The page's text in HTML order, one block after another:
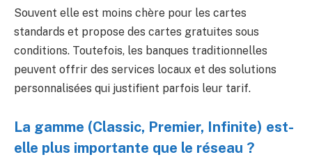
Souvent elle est moins chère pour les cartes
standards et propose des cartes gratuites sous
conditions. Toutefois, les banques traditionnelles
peuvent offrir des services locaux et des solutions
personnalisées qui justifient parfois leur tarif.
La gamme (Classic, Premier, Infinite) est-
elle plus importante que le réseau ?